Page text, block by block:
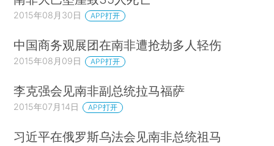
2015年08月30日 APP打开
中国商务观展团在南非遭抢劫多人轻伤
2015年08月09日 APP打开
李克强会见南非副总统拉马福萨
2015年07月14日 APP打开
习近平在俄罗斯乌法会见南非总统祖马